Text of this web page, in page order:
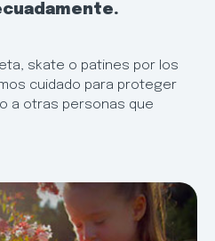
skate o patines por los
cuidado para proteger
a otras personas que